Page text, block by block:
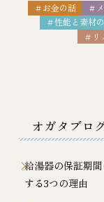
＃お金の話 ＃
＃性能と素材
＃リ
オガタブロ
給湯器の保証期
する3つの理由